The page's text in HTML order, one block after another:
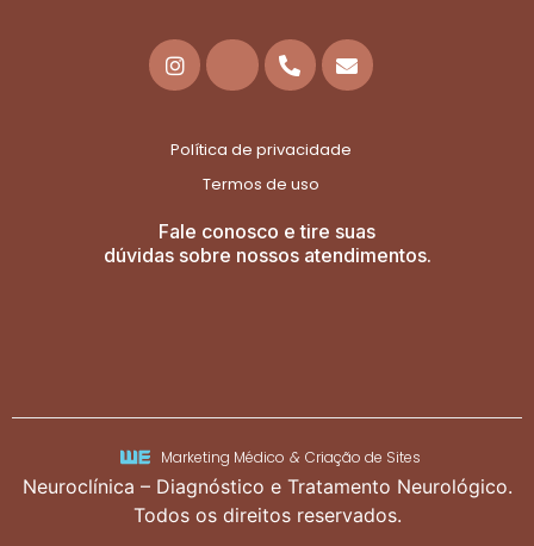
Política de privacidade
Termos de uso
Fale conosco e tire suas
dúvidas sobre nossos atendimentos.
Neuroclínica – Diagnóstico e Tratamento Neurológico.
Todos os direitos reservados.
Marketing Médico & Criação de Sites